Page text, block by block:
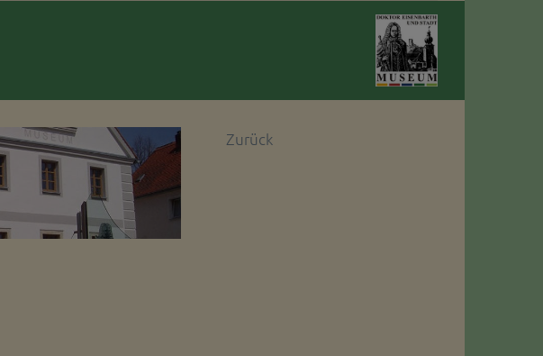
Zurück